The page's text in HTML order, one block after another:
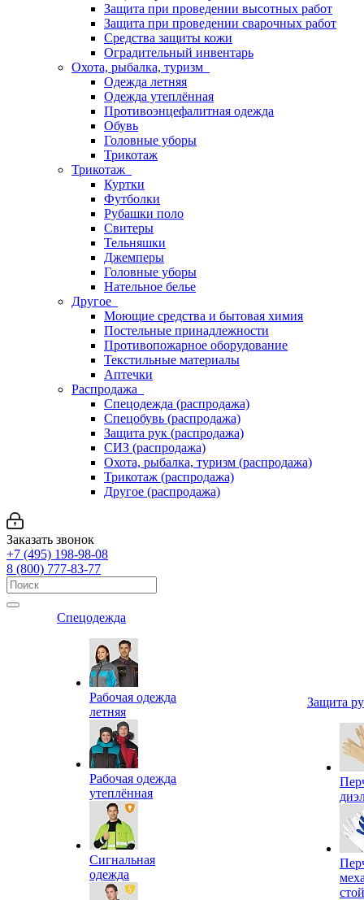
Защита при проведении высотных работ
Защита при проведении сварочных работ
Средства защиты кожи
Оградительный инвентарь
Охота, рыбалка, туризм
Одежда летняя
Одежда утеплённая
Противоэнцефалитная одежда
Обувь
Головные уборы
Трикотаж
Трикотаж
Куртки
Футболки
Рубашки поло
Свитеры
Тельняшки
Джемперы
Головные уборы
Нательное белье
Другое
Моющие средства и бытовая химия
Постельные принадлежности
Противопожарное оборудование
Текстильные материалы
Аптечки
Распродажа
Спецодежда (распродажа)
Спецобувь (распродажа)
Защита рук (распродажа)
СИЗ (распродажа)
Охота, рыбалка, туризм (распродажа)
Трикотаж (распродажа)
Другое (распродажа)
Заказать звонок
+7 (495) 198-98-08
8 (800) 777-83-77
Спецодежда
Рабочая одежда
летняя
Рабочая одежда
утеплённая
Сигнальная
одежда
Защита